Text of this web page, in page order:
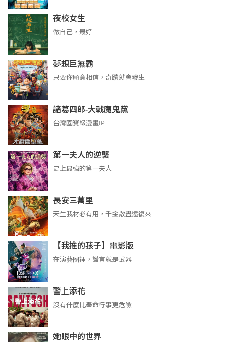
夜校女生
做自己，最好
夢想巨無霸
只要你願意相信，奇蹟就會發生
諸葛四郎-大戰魔鬼黨
台灣國寶級漫畫IP
第一夫人的逆襲
史上最強的第一夫人
長安三萬里
天生我材必有用，千金散盡還復來
【我推的孩子】電影版
在演藝圈裡，謊言就是武器
警上添花
沒有什麼比奉命行事更危險
她眼中的世界